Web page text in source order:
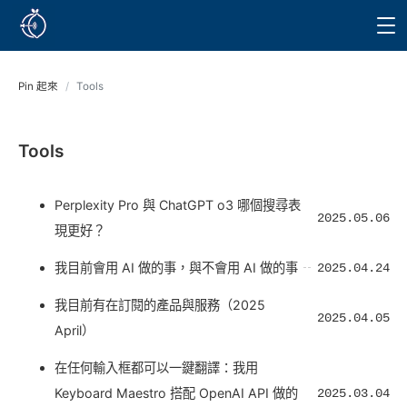
Pin 起來 / Tools
Tools
Perplexity Pro 與 ChatGPT o3 哪個搜尋表
現更好？
2025.05.06
我目前會用 AI 做的事，與不會用 AI 做的事 2025.04.24
我目前有在訂閱的產品與服務（2025
April）
2025.04.05
在任何輸入框都可以一鍵翻譯：我用
Keyboard Maestro 搭配 OpenAI API 做的
2025.03.04